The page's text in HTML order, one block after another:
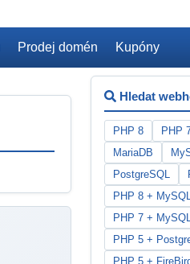
Prodej domén Kupóny
Hledat
PHP 8 PHP
MariaDB
PostgreSQL
PHP 8 +
PHP 7 +
PHP 5 +
PHP 5 +